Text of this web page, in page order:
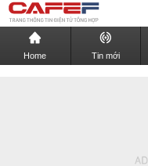
Home Tin mới